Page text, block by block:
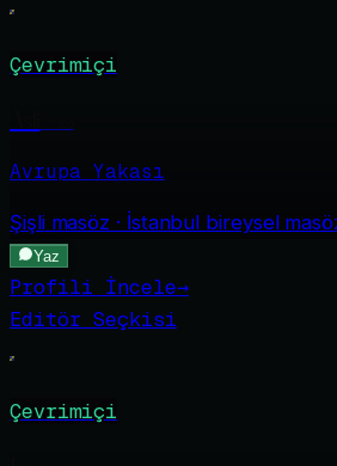
Çevrimiçi
Avrupa Yakası
Şişlimasöz · İstanbul bireysel
Yaz
Profili İncele→
Editör Seçkisi
Çevrimiçi